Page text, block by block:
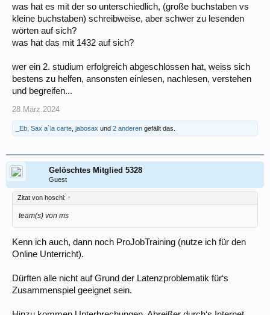
was hat es mit der so unterschiedlich, (große buchstaben vs
kleine buchstaben) schreibweise, aber schwer zu lesenden
wörten auf sich?
was hat das mit 1432 auf sich?
wer ein 2. studium erfolgreich abgeschlossen hat, weiss sich
bestens zu helfen, ansonsten einlesen, nachlesen, verstehen
und begreifen...
28.März.2024
_Eb Sax a`la carte jabosax und 2 anderen gefällt das.
Gelöschtes Mitglied 5328
Guest
Zitat von hoschi: ↑
team(s) von ms
Kenn ich auch, dann noch ProJobTraining (nutze ich für den
Online Unterricht).
Dürften alle nicht auf Grund der Latenzproblematik für‘s
Zusammenspiel geeignet sein.